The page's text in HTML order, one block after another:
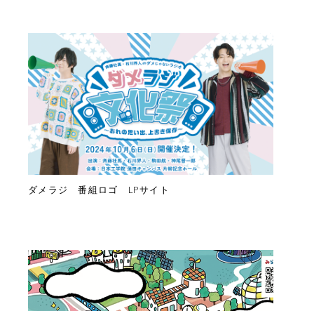
ダメラジ 番組ロゴ LPサイト